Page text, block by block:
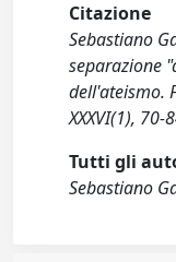
Citazione
Sebastiano
separazione
dell'ateismo.
XXXVI(1), 70-
Tutti gli
Sebastiano